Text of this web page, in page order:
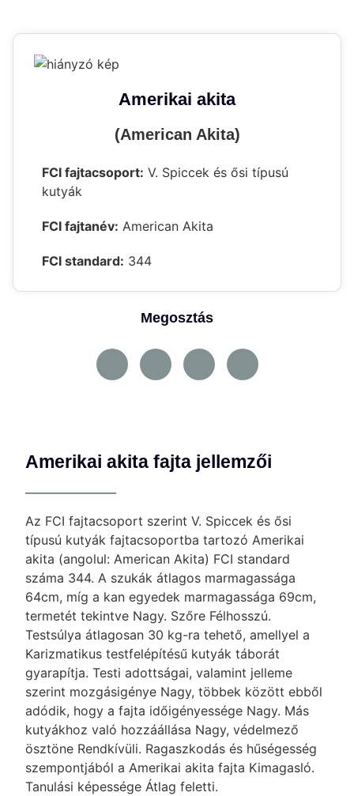
Amerikai akita
(American Akita)
FCI fajtacsoport: V. Spiccek és ősi típusú
kutyák
FCI fajtanév: American Akita
FCI standard: 344
Megosztás
Amerikai akita fajta jellemzői
Az FCI fajtacsoport szerint V. Spiccek és ősi
típusú kutyák fajtacsoportba tartozó Amerikai
akita (angolul: American Akita) FCI standard
száma 344. A szukák átlagos marmagassága
64cm, míg a kan egyedek marmagassága 69cm,
termetét tekintve Nagy. Szőre Félhosszú.
Testsúlya átlagosan 30 kg-ra tehető, amellyel a
Karizmatikus testfelépítésű kutyák táborát
gyarapítja. Testi adottságai, valamint jelleme
szerint mozgásigénye Nagy, többek között ebből
adódik, hogy a fajta időigényessége Nagy. Más
kutyákhoz való hozzáállása Nagy, védelmező
ösztöne Rendkívüli. Ragaszkodás és hűségesség
szempontjából a Amerikai akita fajta Kimagasló.
Tanulási képessége Átlag feletti.